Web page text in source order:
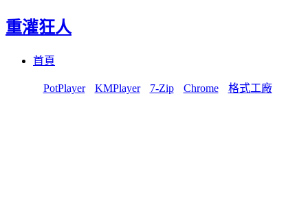
重灌狂人
首頁
PotPlayer KMPlayer 7-Zip Chrome 格式工廠